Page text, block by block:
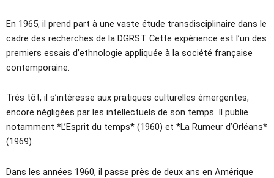
En 1965, il prend part à une vaste étude transdisciplinaire dans le
cadre des recherches de la DGRST. Cette expérience est l’un des
premiers essais d’ethnologie appliquée à la société française
contemporaine.
Très tôt, il s’intéresse aux pratiques culturelles émergentes,
encore négligées par les intellectuels de son temps. Il publie
notamment *L’Esprit du temps* (1960) et *La Rumeur d’Orléans*
(1969).
Dans les années 1960, il passe près de deux ans en Amérique